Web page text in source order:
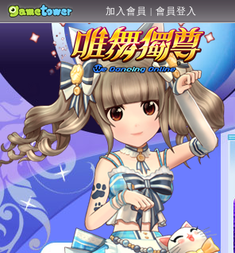
加入會員 | 會員登入